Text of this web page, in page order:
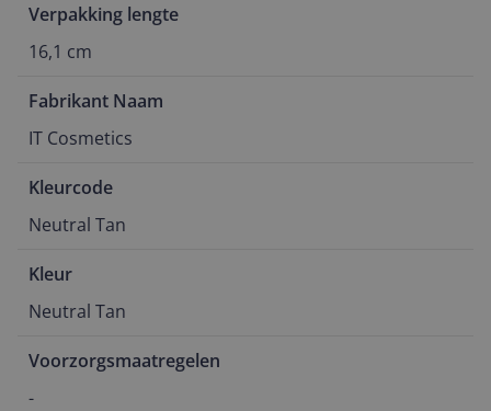
Verpakking lengte
16,1 cm
Fabrikant Naam
IT Cosmetics
Kleurcode
Neutral Tan
Kleur
Neutral Tan
Voorzorgsmaatregelen
-